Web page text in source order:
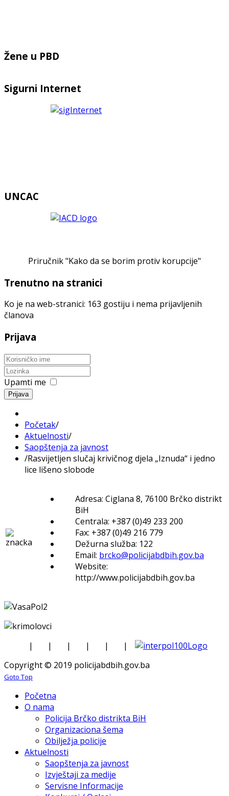
Žene u PBD
Sigurni Internet
UNCAC
Priručnik "Kako da se borim protiv korupcije"
Trenutno na stranici
Ko je na web-stranici: 163 gostiju i nema prijavljenih
članova
Prijava
Upamti me
Prijava
Početak/
Aktuelnosti/
Saopštenja za javnost
/Rasvijetljen slučaj krivičnog djela „Iznuda“ i jedno
lice lišeno slobode
Adresa: Ciglana 8, 76100 Brčko distrikt
BiH
Centrala: +387 (0)49 233 200
Fax: +387 (0)49 216 779
Dežurna služba: 122
Email: brcko@policijabdbih.gov.ba
Website:
http://www.policijabdbih.gov.ba
| | | | |
|
Copyright © 2019 policijabdbih.gov.ba
Goto Top
Početna
O nama
Policija Brčko distrikta BiH
Organizaciona šema
Obilježja policije
Aktuelnosti
Saopštenja za javnost
Izvještaji za medije
Servisne Informacije